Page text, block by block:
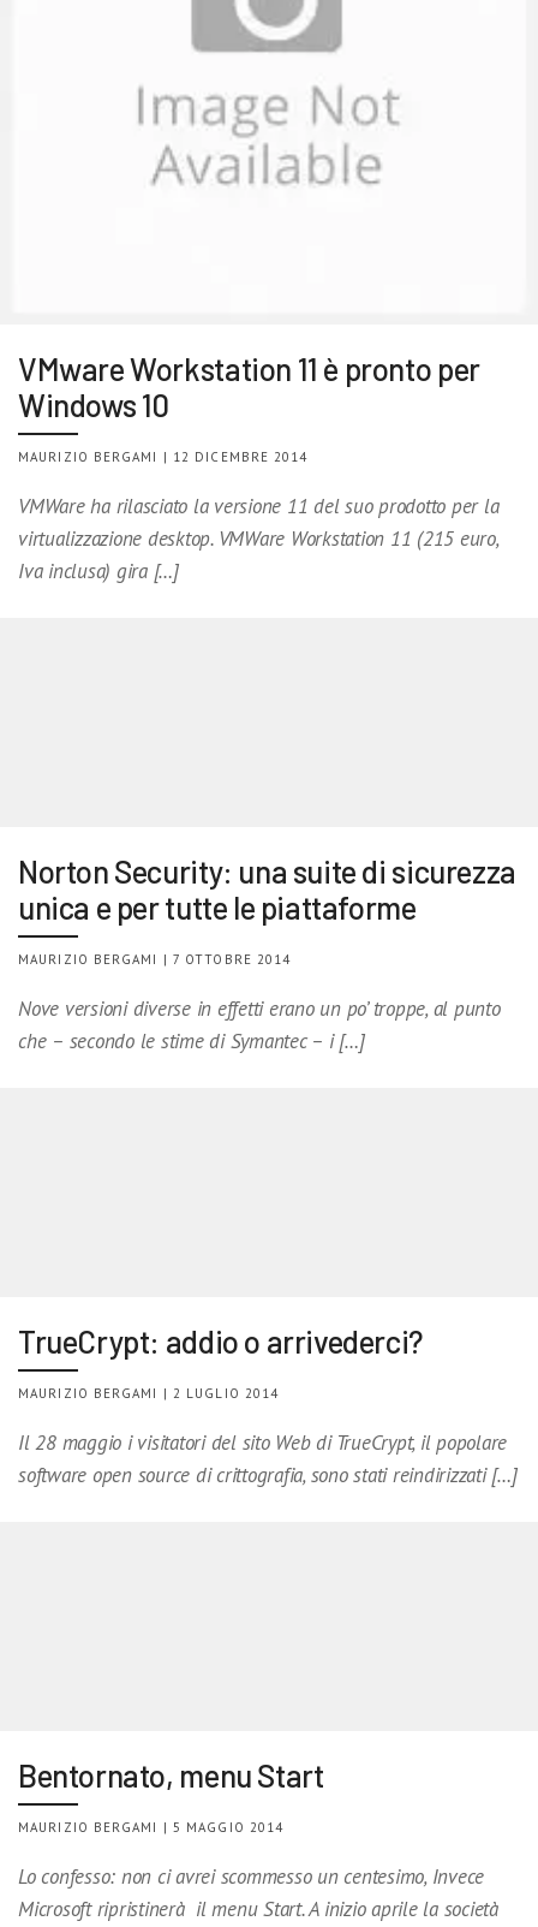
VMware Workstation 11 è pronto per
Windows 10
MAURIZIO BERGAMI | 12 DICEMBRE 2014
VMWare ha rilasciato la versione 11 del suo prodotto per la
virtualizzazione desktop. VMWare Workstation 11 (215 euro,
Iva inclusa) gira […]
Norton Security: una suite di sicurezza
unica e per tutte le piattaforme
MAURIZIO BERGAMI | 7 OTTOBRE 2014
Nove versioni diverse in effetti erano un po’ troppe, al punto
che – secondo le stime di Symantec – i […]
TrueCrypt: addio o arrivederci?
MAURIZIO BERGAMI | 2 LUGLIO 2014
Il 28 maggio i visitatori del sito Web di TrueCrypt, il popolare
software open source di crittografia, sono stati reindirizzati […]
Bentornato, menu Start
MAURIZIO BERGAMI | 5 MAGGIO 2014
Lo confesso: non ci avrei scommesso un centesimo, Invece
Microsoft ripristinerà il menu Start. A inizio aprile la società